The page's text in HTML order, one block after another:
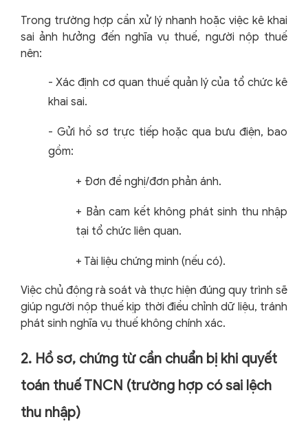
Trong trường hợp cần xử lý nhanh hoặc việc kê khai
sai ảnh hưởng đến nghĩa vụ thuế, người nộp thuế
nên:
- Xác định cơ quan thuế quản lý của tổ chức kê
khai sai.
- Gửi hồ sơ trực tiếp hoặc qua bưu điện, bao
gồm:
+ Đơn đề nghị/đơn phản ánh.
+ Bản cam kết không phát sinh thu nhập
tại tổ chức liên quan.
+ Tài liệu chứng minh (nếu có).
Việc chủ động rà soát và thực hiện đúng quy trình sẽ
giúp người nộp thuế kịp thời điều chỉnh dữ liệu, tránh
phát sinh nghĩa vụ thuế không chính xác.
2. Hồ sơ, chứng từ cần chuẩn bị khi quyết
toán thuế TNCN (trường hợp có sai lệch
thu nhập)